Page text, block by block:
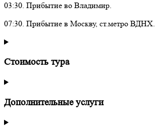
03:30. Прибытие во Владимир.
07:30. Прибытие в Москву, ст.метро ВДНХ.
Стоимость тура
Дополнительные услуги